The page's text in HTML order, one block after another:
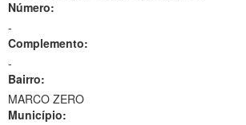
Número:
-
Complemento:
-
Bairro:
MARCO ZERO
Município: